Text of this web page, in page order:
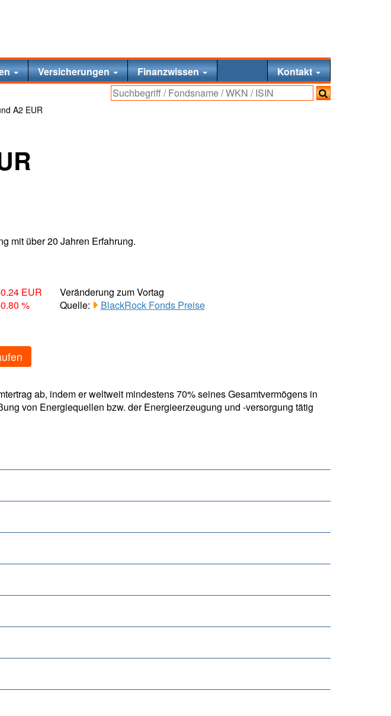
Versicherungen Finanzwissen Kontakt
A2 EUR
mit über 20 Jahren Erfahrung.
EUR
%
Veränderung zum Vortag
Quelle:
BlackRock Fonds Preise
ab, indem er weltweit mindestens 70% seines Gesamtvermögens in
von Energiequellen bzw. der Energieerzeugung und -versorgung tätig